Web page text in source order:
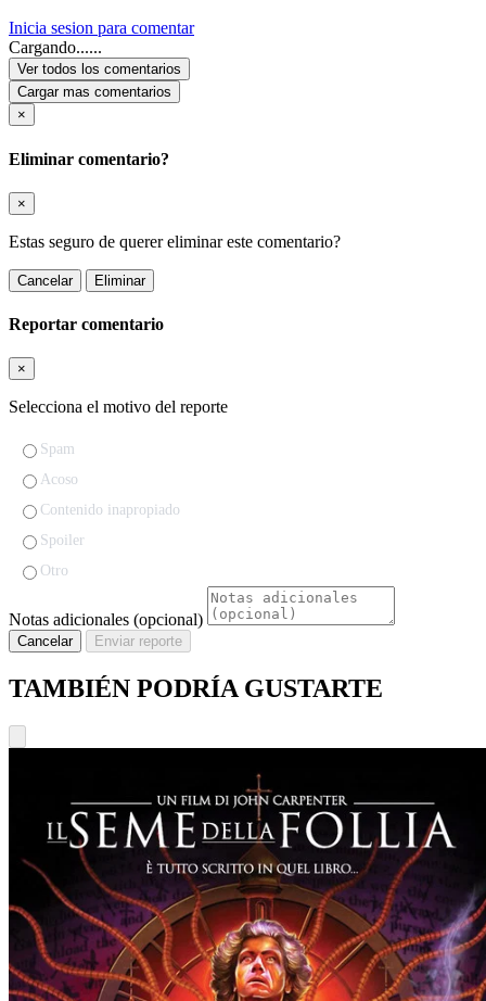
Inicia sesion para comentar
Cargando......
Ver todos los comentarios
Cargar mas comentarios
×
Eliminar comentario?
×
Estas seguro de querer eliminar este comentario?
Cancelar Eliminar
Reportar comentario
×
Selecciona el motivo del reporte
Spam
Acoso
Contenido inapropiado
Spoiler
Otro
Notas adicionales (opcional)
Cancelar Enviar reporte
TAMBIÉN PODRÍA GUSTARTE